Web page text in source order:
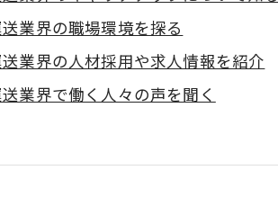
業界の職場環境を探る
業界の人材採用や求人情報を紹介
業界で働く人々の声を聞く